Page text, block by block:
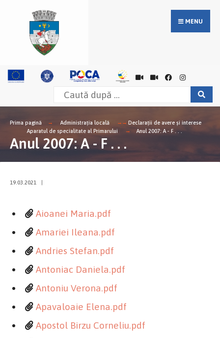
MENU
Prima pagină Administrația locală
Declarații de avere și interese
Aparatul de specialitate al Primarului
Anul 2007: A - F . . .
Anul 2007: A - F . . .
19.03.2021
Aioanei Maria.pdf
Amariei Ileana.pdf
Andries Stefan.pdf
Antoniac Daniela.pdf
Antoniu Verona.pdf
Apavaloaie Elena.pdf
Apostol Birzu Corneliu.pdf